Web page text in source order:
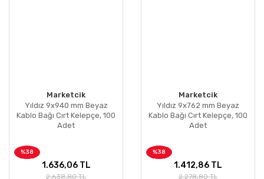
Marketcik
Yıldız 9x940 mm Beyaz
Kablo Bağı Cırt Kelepçe, 100
Adet
%38
1.636,06 TL
2.638,80 TL
Marketcik
Yıldız 9x762 mm Beyaz
Kablo Bağı Cırt Kelepçe, 100
Adet
%38
1.412,86 TL
2.278,80 TL